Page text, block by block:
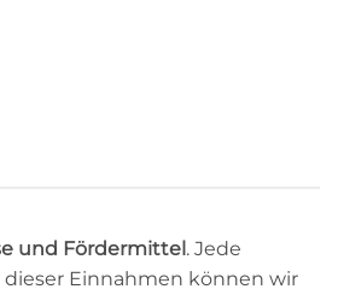
und Fördermittel. Jede
Einnahmen können wir